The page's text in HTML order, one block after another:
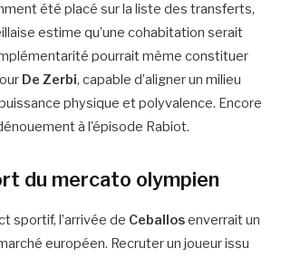
été placé sur la liste des transferts,
estime qu’une cohabitation serait
pourrait même constituer
De Zerbi, capable d’aligner un milieu
physique et polyvalence. Encore
à l'épisode Rabiot.
du mercato olympien
sportif, l’arrivée de Ceballosenverrait un
européen. Recruter un joueur issu